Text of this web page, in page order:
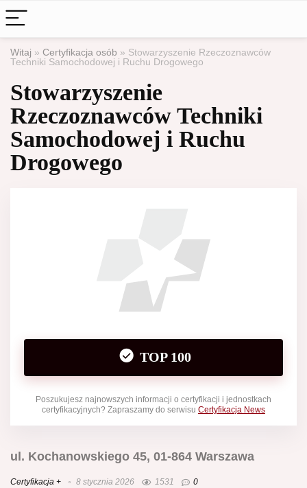
Witaj » Certyfikacja osób » Stowarzyszenie Rzeczoznawców
Techniki Samochodowej i Ruchu Drogowego
Stowarzyszenie
Rzeczoznawców Techniki
Samochodowej i Ruchu
Drogowego
TOP 100
Poszukujesz najnowszych informacji o certyfikacji i jednostkach
certyfikacyjnych? Zapraszamy do serwisu Certyfikacja News
ul. Kochanowskiego 45, 01-864 Warszawa
Certyfikacja + 8 stycznia 2026 1531 0